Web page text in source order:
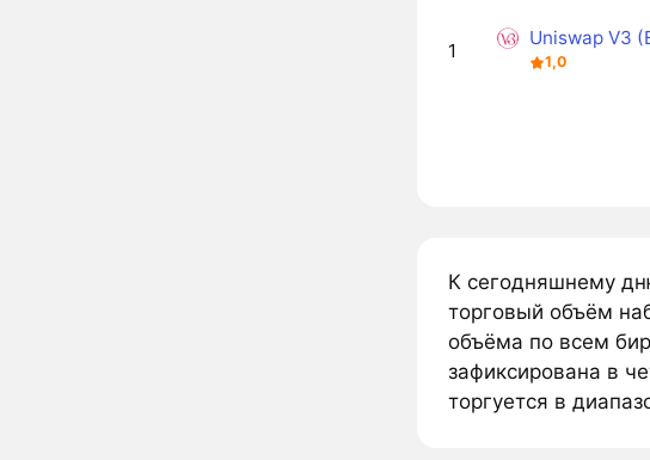
1
Uniswap V3
1,0
К сегодняшнему
торговый объём
объёма по всем
зафиксирована в
торгуется в